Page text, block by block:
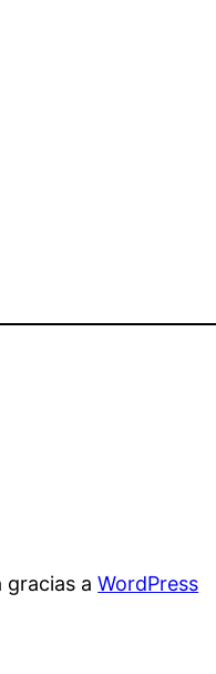
gracias aWordPress